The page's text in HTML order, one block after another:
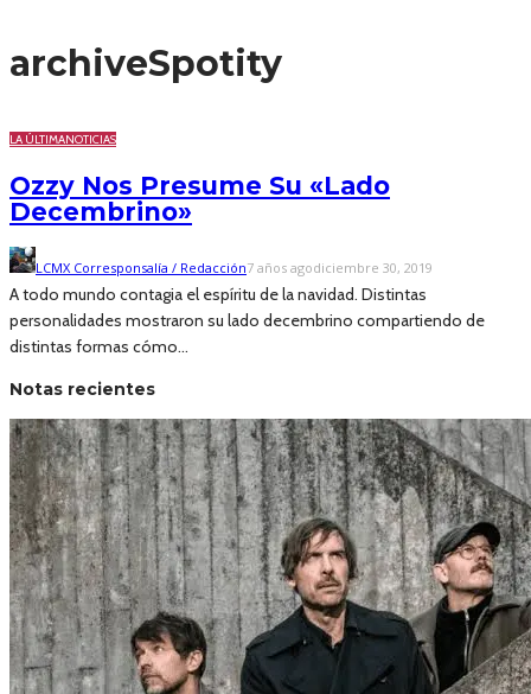
archiveSpotity
LA ÚLTIMANOTICIAS
Ozzy Nos Presume Su «Lado
Decembrino»
LCMX Corresponsalía / Redacción7 años agodiciembre 30, 2019
A todo mundo contagia el espíritu de la navidad. Distintas
personalidades mostraron su lado decembrino compartiendo de
distintas formas cómo...
Notas recientes